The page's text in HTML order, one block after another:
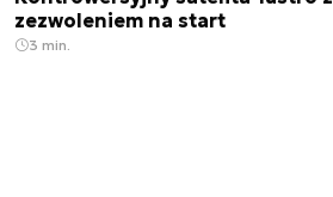
zezwoleniem na start
3 min.